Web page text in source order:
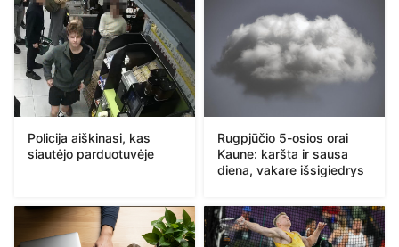
Policija aiškinasi, kas
siautėjo parduotuvėje
Rugpjūčio 5-osios orai
Kaune: karšta ir sausa
diena, vakare išsigiedrys